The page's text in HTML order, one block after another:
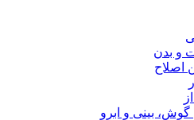
و بدن
اصلاح
بینی و ابرو